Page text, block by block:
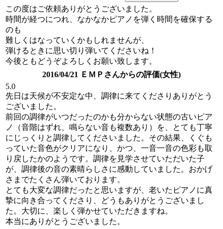
この度はご依頼ありがとうございました。
時間が経つにつれ、なかなかピアノを弾く時間を確保する
のも
難しくはなっていくかもしれませんが、
弾けるときに思い切り弾いてくださいね！
今後ともどうぞよろしくお願い致します。
2016/04/21 ＥＭＰさんからの評価(女性)
5.0
先日は天候が不安定な中、調律に来てくださりありがとう
ございました。
前回の調律がいつだったのかも分からない状態の古いピア
ノ（音階はずれ、鳴らない音も複数あり）を、とても丁寧
にじっくりと調律してくださいました。その結果、くぐも
っていた音色がクリアになり、かつ、一音一音の色彩も取
り戻したかのようです。調律を見学させていただいた子
が、調律後の音の素晴らしさに感動していました。おかげ
さまでたくさん弾いております。
とても大変な調律だったと思いますが、老いたピアノに真
摯に向き合ってくださり、どうもありがとうございまし
た。大切に、楽しく弾かせていただきますね。
本当にありがとうございました。